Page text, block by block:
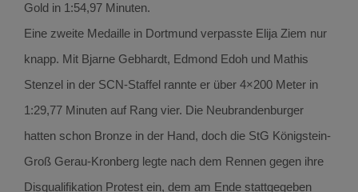
Gold in 1:54,97 Minuten.
Eine zweite Medaille in Dortmund verpasste Elija Ziem nur
knapp. Mit Bjarne Gebhardt, Edmond Edoh und Mathis
Stenzel in der SCN-Staffel rannte er über 4×200 Meter in
1:29,77 Minuten auf Rang vier. Die Neubrandenburger
hatten schon Bronze in der Hand, doch die StG Königstein-
Groß Gerau-Kronberg legte nach dem Rennen gegen ihre
Disqualifikation Protest ein, dem am Ende stattgegeben